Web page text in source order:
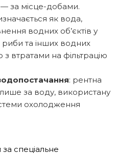
за місце-добами.
як вода,
водних об’єктів у
та інших водних
з втратами на фільтрацію
: рентна
за воду, використану
охолодження
спеціальне